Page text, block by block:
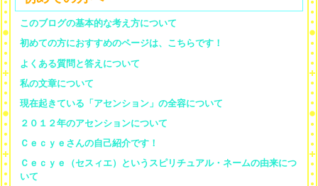
このブログの基本的な考え方について
初めての方におすすめのページは、こちらです！
よくある質問と答えについて
私の文章について
現在起きている「アセンション」の全容について
２０１２年のアセンションについて
Ｃｅｃｙｅさんの自己紹介です！
Ｃｅｃｙｅ（セスィエ）というスピリチュアル・ネームの由来につ
いて